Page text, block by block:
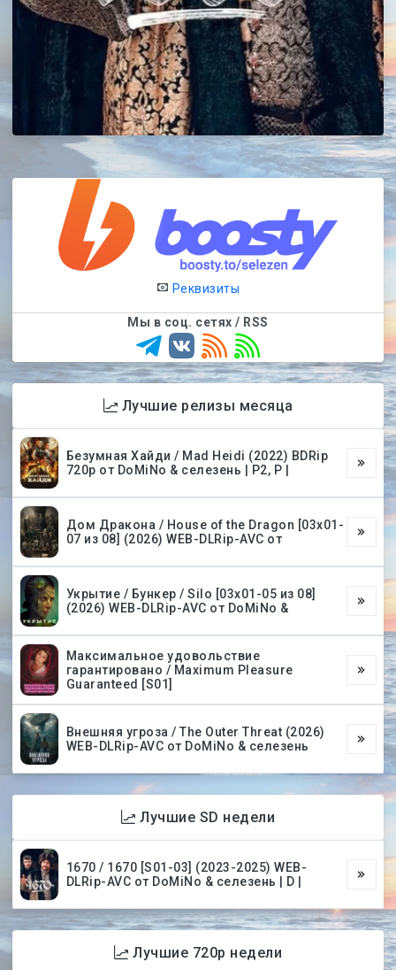
Реквизиты
Мы в соц. сетях / RSS
Лучшие релизы месяца
Безумная Хайди / Mad Heidi (2022) BDRip
720p от DoMiNo & селезень | P2, P |
Дом Дракона / House of the Dragon [03х01-
07 из 08] (2026) WEB-DLRip-AVC от
Укрытие / Бункер / Silo [03х01-05 из 08]
(2026) WEB-DLRip-AVC от DoMiNo &
Максимальное удовольствие
гарантировано / Maximum Pleasure
Guaranteed [S01]
Внешняя угроза / The Outer Threat (2026)
WEB-DLRip-AVC от DoMiNo & селезень
Лучшие SD недели
1670 / 1670 [S01-03] (2023-2025) WEB-
DLRip-AVC от DoMiNo & селезень | D |
Лучшие 720p недели